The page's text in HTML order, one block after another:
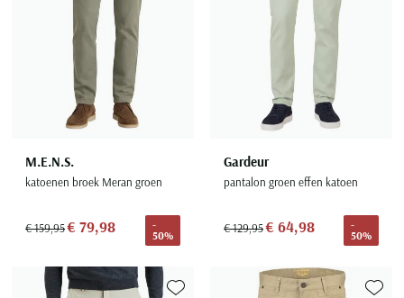
M.E.N.S.
katoenen broek Meran groen
€ 159,95€ 79,98
-
50%
Gardeur
pantalon groen effen katoen
€ 129,95€ 64,98
-
50%